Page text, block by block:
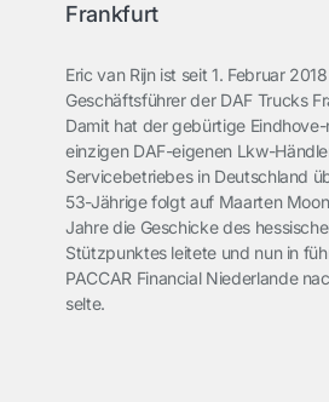
Frankfurt
Eric van Rijn ist seit 1. Februar
Geschäftsführer der DAF Trucks
Damit hat der gebürtige
einzigen DAF-eigenen Lkw-
Servicebetriebes in Deutschland
53-Jährige folgt auf Maarten
Jahre die Geschicke des
Stützpunktes leitete und nun in
PACCAR Financial Niederlande
selte.